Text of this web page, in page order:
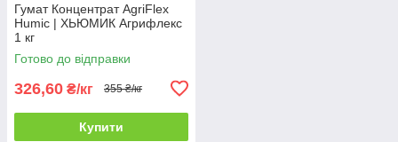
Гумат Концентрат AgriFlex
Humic | ХЬЮМИК Агрифлекс
1 кг
Готово до відправки
326,60 ₴/кг 355 ₴/кг
Купити